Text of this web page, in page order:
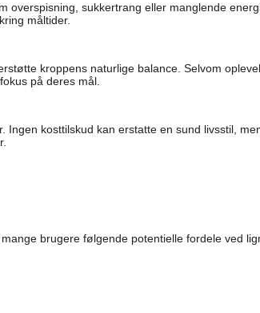
overspisning, sukkertrang eller manglende
måltider.
kroppens naturlige balance. Selvom
på deres mål.
Ingen kosttilskud kan erstatte en sund livsstil,
brugere følgende potentielle fordele ved